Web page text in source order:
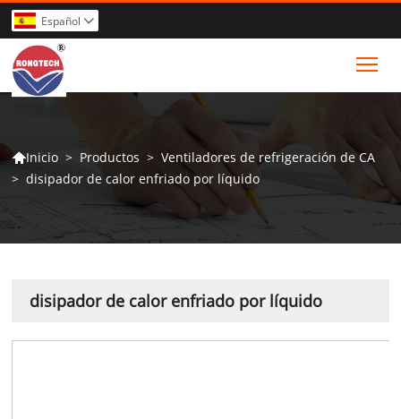
Español 
Inicio > Productos > Ventiladores de refrigeración de CA
> disipador de calor enfriado por líquido
disipador de calor enfriado por líquido